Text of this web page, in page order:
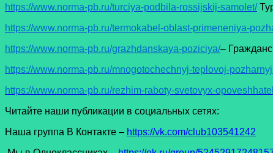
https://www.norma-pb.ru/turciya-podbila-rossijskij-samolet/
https://www.norma-pb.ru/termokabel-oblast-primeneniya-
https://www.norma-pb.ru/grazhdanskaya-poziciya/–
https://www.norma-pb.ru/mnogotochechnyj-teplovoj-
https://www.norma-pb.ru/rezhim-raboty-svetovyx-
Читайте наши публикации в социальных сетях:
Наша группа В Контакте – https://vk.com/club103541242